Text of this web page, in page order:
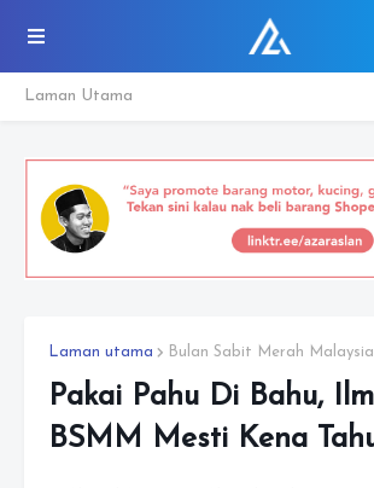
Laman Utama
Laman utama Bulan Sabit Merah Malaysia
Pakai Pahu Di Bahu,
BSMM Mesti Kena